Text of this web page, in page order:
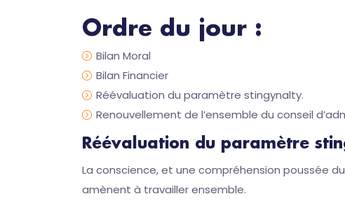
Ordre du jour :
Bilan Moral
Bilan Financier
Réévaluation du paramètre stingynalty.
Renouvellement de l’ensemble du conseil
Réévaluation du paramètre
La conscience, et une compréhension poussée
amènent à travailler ensemble.